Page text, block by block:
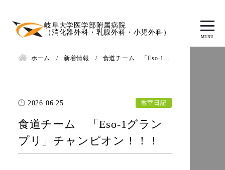
岐阜大学医学部附属病院
（消化器外科・乳腺外科・小児外科）
ホーム 新着情報 食道チーム 「Eso-1...
2026.06.25 教室日記
食道チーム 「Eso-1グラン
プリ」チャンピオン！！！